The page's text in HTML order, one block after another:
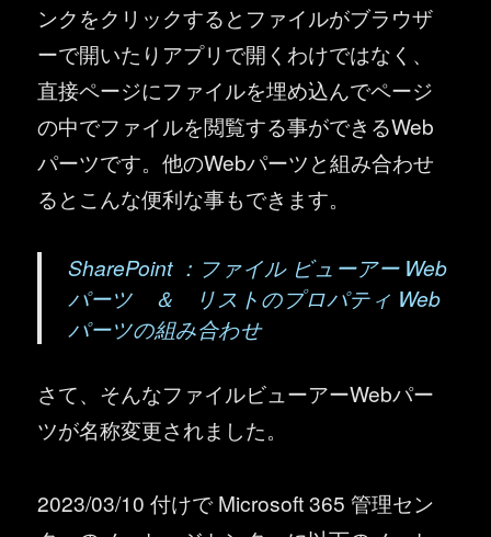
ンクをクリックするとファイルがブラウザ
ーで開いたりアプリで開くわけではなく、
直接ページにファイルを埋め込んでページ
の中でファイルを閲覧する事ができるWeb
パーツです。他のWebパーツと組み合わせ
るとこんな便利な事もできます。
SharePoint ：ファイル ビューアー Web
パーツ ＆ リストのプロパティ Web
パーツの組み合わせ
さて、そんなファイルビューアーWebパー
ツが名称変更されました。
2023/03/10 付けで Microsoft 365 管理セン